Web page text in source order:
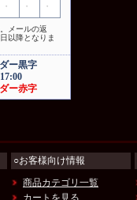
・ ・ ・
メールの返
以降となりま
ー黒字
ー赤字
○お客様向け情報
商品カテゴリ一覧
カートを見る